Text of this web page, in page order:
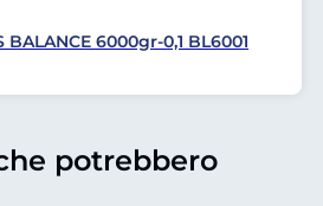
6000gr-0,1 BL6001
potrebbero